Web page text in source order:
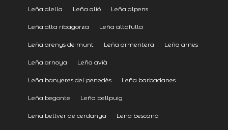
Leña alella Leña alió Leña alpens
Leña alta ribagorza Leña altafulla
Leña arenys de munt Leña armentera Leña arnes
Leña arnoya Leña avià
Leña banyeres del penedès Leña barbadanes
Leña begonte Leña bellpuig
Leña bellver de cerdanya Leña bescanó